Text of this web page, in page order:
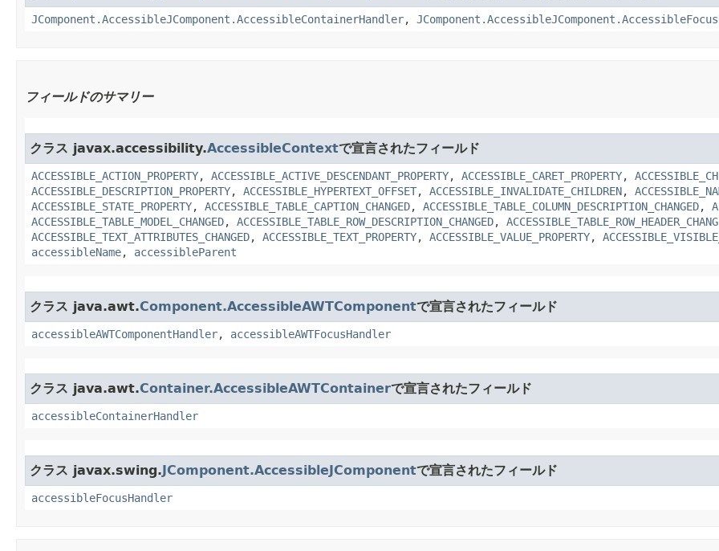
JComponent.AccessibleJComponent.AccessibleContainerHandler,
フィールドのサマリー
クラス javax.accessibility.AccessibleContextで宣言されたフィールド
ACCESSIBLE_ACTION_PROPERTY, ACCESSIBLE_ACTIVE_DESCENDANT_PROPERTY, ACCESSIBLE_CARET_PROPERTY,
ACCESSIBLE_DESCRIPTION_PROPERTY, ACCESSIBLE_HYPERTEXT_OFFSET, ACCESSIBLE_INVALIDATE_CHILDREN,
ACCESSIBLE_STATE_PROPERTY, ACCESSIBLE_TABLE_CAPTION_CHANGED, ACCESSIBLE_TABLE_COLUMN_DESCRIPTION_CHANGED,
ACCESSIBLE_TABLE_MODEL_CHANGED, ACCESSIBLE_TABLE_ROW_DESCRIPTION_CHANGED,
ACCESSIBLE_TEXT_ATTRIBUTES_CHANGED, ACCESSIBLE_TEXT_PROPERTY, ACCESSIBLE_VALUE_PROPERTY,
accessibleName, accessibleParent
クラス java.awt.Component.AccessibleAWTComponentで宣言されたフィールド
accessibleAWTComponentHandler, accessibleAWTFocusHandler
クラス java.awt.Container.AccessibleAWTContainerで宣言されたフィールド
accessibleContainerHandler
クラス javax.swing.JComponent.AccessibleJComponentで宣言されたフィールド
accessibleFocusHandler